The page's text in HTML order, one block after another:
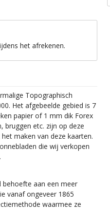
het afrekenen.
Topographisch
Het afgebeelde gebied is 7
papier of 1 mm dik Forex
bruggen etc. zijn op deze
maken van deze kaarten.
die wij verkopen
aan een meer
vanaf ongeveer 1865
waarmee ze